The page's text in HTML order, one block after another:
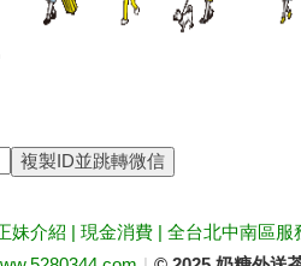
複製ID並跳轉微信
妹介紹 | 現金消費 | 全台北中南區